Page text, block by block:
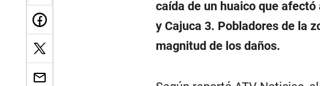
caída de un huaico que
y Cajuca 3. Pobladores de la
magnitud de los daños.